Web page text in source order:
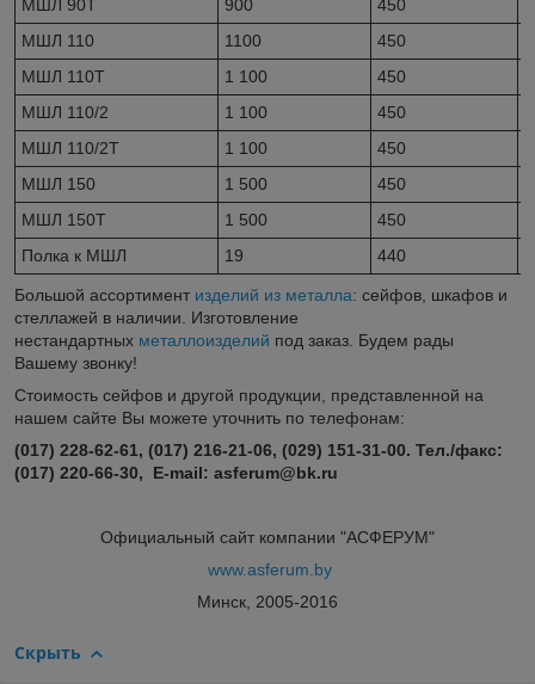
МШЛ 90Т
900 450
МШЛ 110
1100 450
МШЛ 110Т
1 100 450
МШЛ 110/2
1 100 450
МШЛ 110/2Т
1 100 450
МШЛ 150
1 500 450
МШЛ 150Т
1 500 450
Полка к МШЛ
19 440
Большой ассортимент изделий из металла: сейфов, шкафов и
стеллажей в наличии. Изготовление
нестандартных металлоизделий под заказ. Будем рады
Вашему звонку!
Стоимость сейфов и другой продукции, представленной на
нашем сайте Вы можете уточнить по телефонам:
(017) 228-62-61, (017) 216-21-06, (029) 151-31-00. Тел./факс:
(017) 220-66-30, E-mail: asferum@bk.ru
Официальный сайт компании "АСФЕРУМ"
www.asferum.by
Минск, 2005-2016
Скрыть